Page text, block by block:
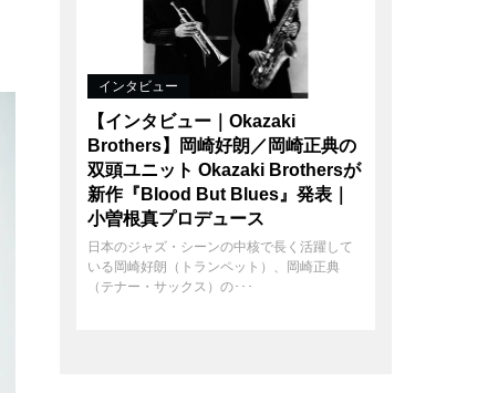
インタビュー
【インタビュー｜Okazaki
Brothers】岡崎好朗／岡崎正典の
双頭ユニット Okazaki Brothersが
新作『Blood But Blues』発表｜
小曽根真プロデュース
日本のジャズ・シーンの中核で長く活躍して
いる岡崎好朗（トランペット）、岡崎正典
（テナー・サックス）の･･･